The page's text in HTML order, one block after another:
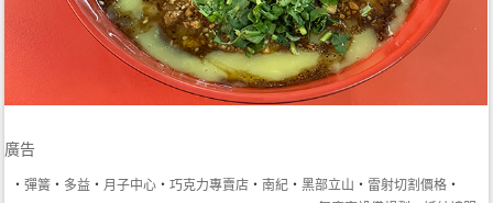
廣告
‧彈簧 ‧ 多益 ‧ 月子中心 ‧巧克力專賣店 ‧南紀 ‧黑部立山 ‧ 雷射切割價格 ‧